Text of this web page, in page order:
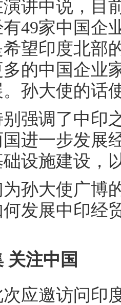
中说，目前
49家中国企
望印度北部
的中国企业
孙大使的话
调了中印之
进一步发展
设施建设，
大使广博的
发展中印经
关注中国
邀访问印度